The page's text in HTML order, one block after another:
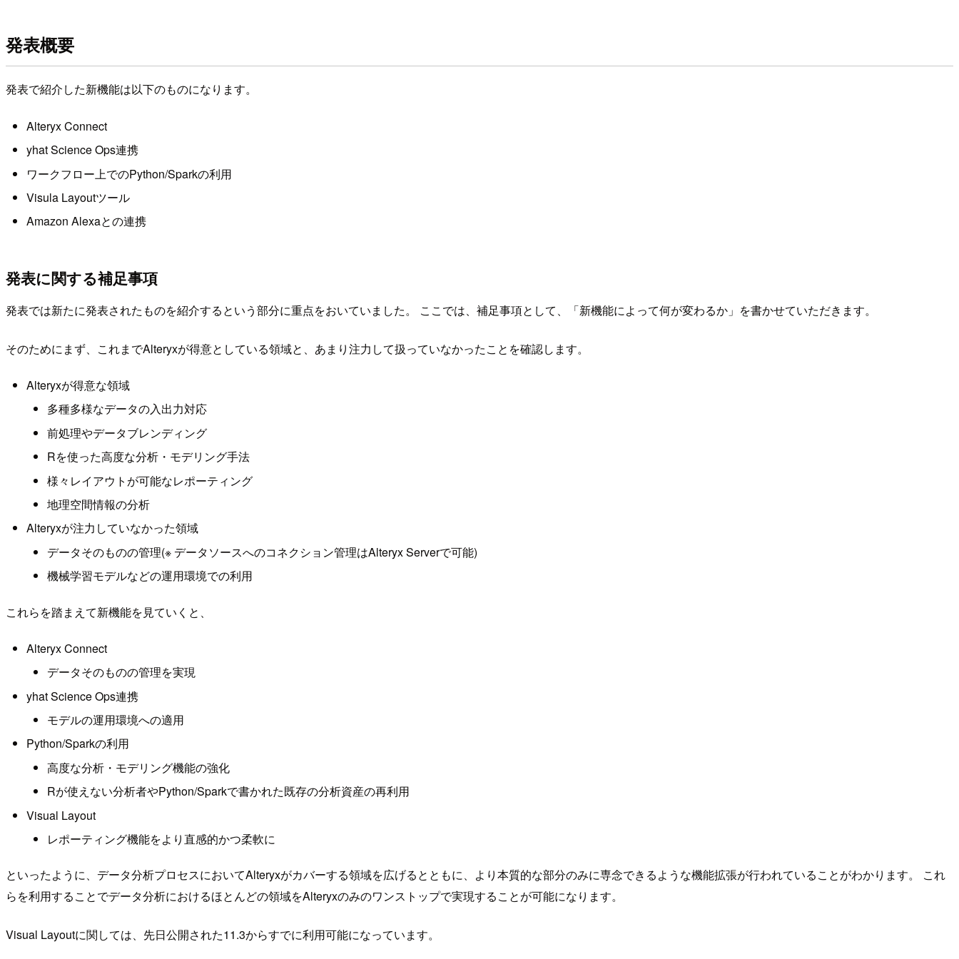
発表概要
発表で紹介した新機能は以下のものになります。
Alteryx Connect
yhat Science Ops連携
ワークフロー上でのPython/Sparkの利用
Visula Layoutツール
Amazon Alexaとの連携
発表に関する補足事項
発表では新たに発表されたものを紹介するという部分に重点をおいていました。 ここでは、補足事項として、「新機能によって何が変わるか」を書かせていただきます。
そのためにまず、これまでAlteryxが得意としている領域と、あまり注力して扱っていなかったことを確認します。
Alteryxが得意な領域
多種多様なデータの入出力対応
前処理やデータブレンディング
Rを使った高度な分析・モデリング手法
様々レイアウトが可能なレポーティング
地理空間情報の分析
Alteryxが注力していなかった領域
データそのものの管理(※ データソースへのコネクション管理はAlteryx Serverで可能)
機械学習モデルなどの運用環境での利用
これらを踏まえて新機能を見ていくと、
Alteryx Connect
データそのものの管理を実現
yhat Science Ops連携
モデルの運用環境への適用
Python/Sparkの利用
高度な分析・モデリング機能の強化
Rが使えない分析者やPython/Sparkで書かれた既存の分析資産の再利用
Visual Layout
レポーティング機能をより直感的かつ柔軟に
といったように、データ分析プロセスにおいてAlteryxがカバーする領域を広げるとともに、より本質的な部分のみに専念できるような機能拡張が行われていることがわかります。 これ
らを利用することでデータ分析におけるほとんどの領域をAlteryxのみのワンストップで実現することが可能になります。
Visual Layoutに関しては、先日公開された11.3からすでに利用可能になっています。